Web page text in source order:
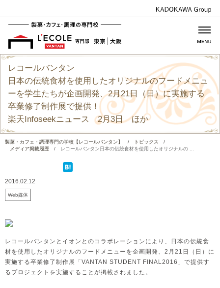
レコールバンタン
日本の伝統食材を使用したオリジナルのフードメニュ
ーを学生たちが企画開発、2月21日（日）に実施する
卒業修了制作展で提供！
楽天Infoseekニュース 2月3日 ほか
製菓・カフェ・調理専門の学校【レコールバンタン】 / トピックス
/
メディア掲載履歴
/ レコールバンタン日本の伝統食材を使用したオリジナルの ...
2016.02.12
Web媒体
レコールバンタンとイオンとのコラボレーションにより、日本の伝統食
材を使用したオリジナルのフードメニューを企画開発、2月21日（日）に
実施する卒業修了制作展「VANTAN STUDENT FINAL2016」で提供す
るプロジェクトを実施することが掲載されました。